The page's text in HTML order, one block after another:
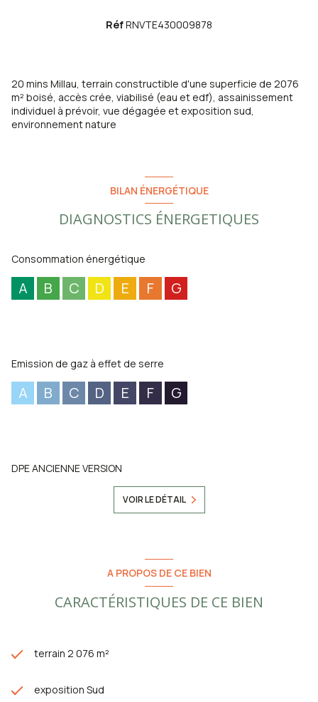
RéfRNVTE430009878
20 mins Millau, terrain constructible d'une superficie de 2076
m² boisé, accès crée, viabilisé (eau et edf), assainissement
individuel à prévoir, vue dégagée et exposition sud,
environnement nature
BILAN ÉNERGÉTIQUE
DIAGNOSTICS ÉNERGETIQUES
Consommation énergétique
A B C D E F G
Emission de gaz à effet de serre
A B C D E F G
DPE ANCIENNE VERSION
VOIR LE DÉTAIL
A PROPOS DE CE BIEN
CARACTÉRISTIQUES DE CE BIEN
terrain 2 076 m²
exposition Sud